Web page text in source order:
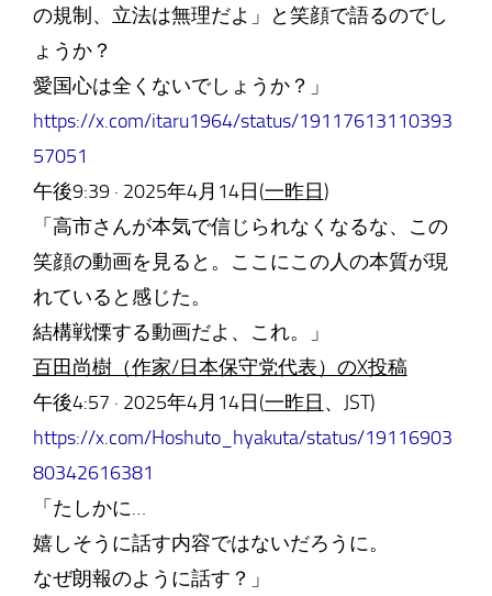
の規制、立法は無理だよ」と笑顔で語るのでし
ょうか？
愛国心は全くないでしょうか？」
https://x.com/itaru1964/status/19117613110393
57051
午後9:39 · 2025年4月14日(一昨日)
「高市さんが本気で信じられなくなるな、この
笑顔の動画を見ると。ここにこの人の本質が現
れていると感じた。
結構戦慄する動画だよ、これ。」
百田尚樹（作家/日本保守党代表）のX投稿
午後4:57 · 2025年4月14日(一昨日 、JST)
https://x.com/Hoshuto_hyakuta/status/19116903
80342616381
「たしかに…
嬉しそうに話す内容ではないだろうに。
なぜ朗報のように話す？」